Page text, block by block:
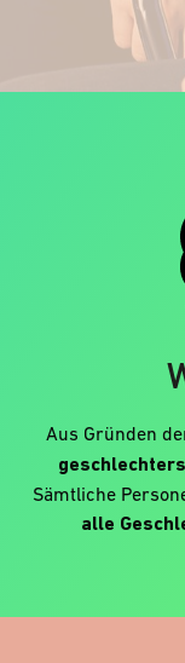
Aus Gründen
Sämtliche
alle